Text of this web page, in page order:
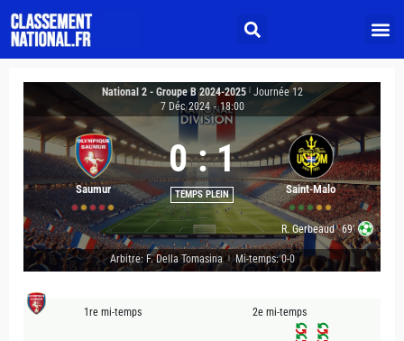
National 2 - Groupe B 2024-2025
Journée 12
7 Déc 2024 - 18:00
Saumur
0 : 1
TEMPS PLEIN Saint-Malo
R. Gerbeaud 69'
Arbitre: F. Della Tomasina | Mi-temps: 0-0
1re mi-temps 2e mi-temps